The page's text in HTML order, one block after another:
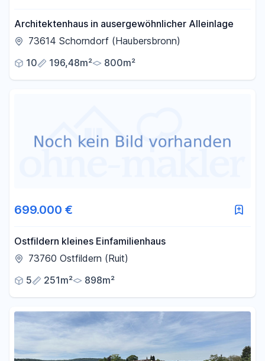
Architektenhaus in ausergewöhnlicher Alleinlage
73614 Schorndorf (Haubersbronn)
10
196,48m² 800m²
699.000 €
Ostfildern kleines Einfamilienhaus
73760 Ostfildern (Ruit)
5
251m² 898m²